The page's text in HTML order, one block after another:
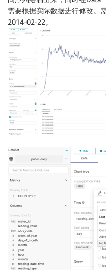
需要根据实际数据进行修改。
2014-02-22。